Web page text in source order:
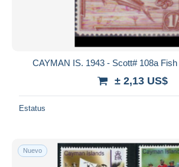
CAYMAN IS. 1943 - Scott# 108a
± 2,13 US$
Estatus
Nuevo